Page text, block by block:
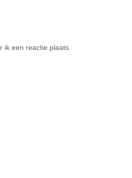
ik een reactie plaats.